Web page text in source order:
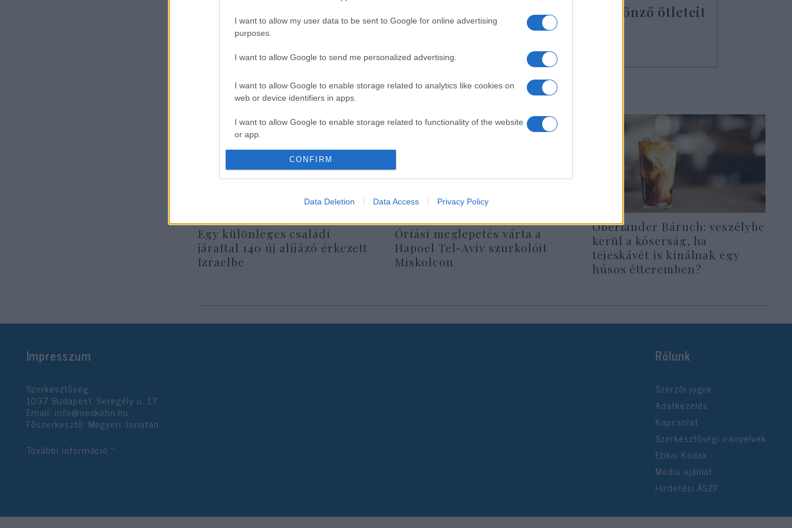
I want to allow my user data to be sent to Google for online advertising
purposes.
I want to allow Google to send me personalized advertising.
I want to allow Google to enable storage related to analytics like cookies on
web or device identifiers in apps.
I want to allow Google to enable storage related to functionality of the website
or app.
I want to allow Google to enable storage related to personalization.
authentication functionality and fraud prevention, and other user protection.
CONFIRM
Data Deletion Data Access Privacy Policy
Elutasítja az EU legális migrációt ösztönző ötleteit
a Fidesz
Egy különleges családi
járattal 140 új alijázó érkezett
Izraelbe
Óriási meglepetés várta a
Hapoel Tel-Aviv szurkolóit
Miskolcon
Oberlander Báruch: veszélybe
kerül a kóserság, ha
tejeskávét is kínálnak egy
húsos étteremben?
Impresszum
Szerkesztőség:
1037 Budapest, Seregély u. 17.
Email: info@neokohn.hu
Főszerkesztő: Megyeri Jonatán
További információ »
Rólunk
Szerzői jogok
Adatkezelés
Kapcsolat
Szerkesztőségi irányelvek
Etikai Kódex
Média ajánlat
Hirdetési ÁSZF